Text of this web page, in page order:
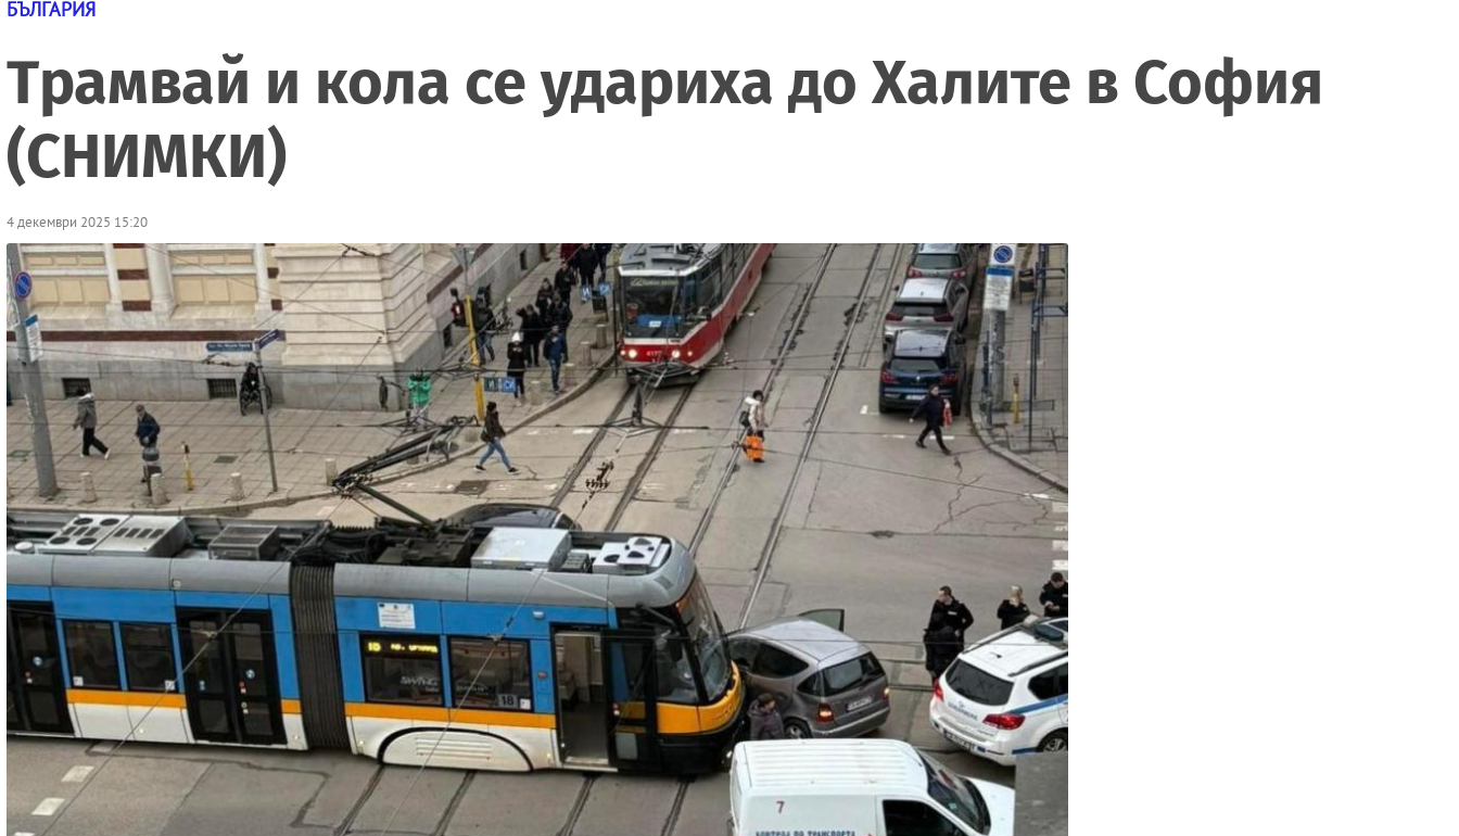
БЪЛГАРИЯ
Трамвай и кола се удариха до Халите в София
(СНИМКИ)
4 декември 2025 15:20